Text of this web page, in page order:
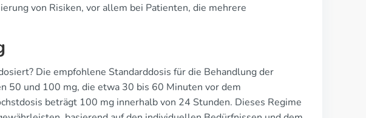
von Risiken, vor allem bei Patienten, die mehrere
Die empfohlene Standarddosis für die Behandlung der
50 und 100 mg, die etwa 30 bis 60 Minuten vor dem
beträgt 100 mg innerhalb von 24 Stunden. Dieses Regime